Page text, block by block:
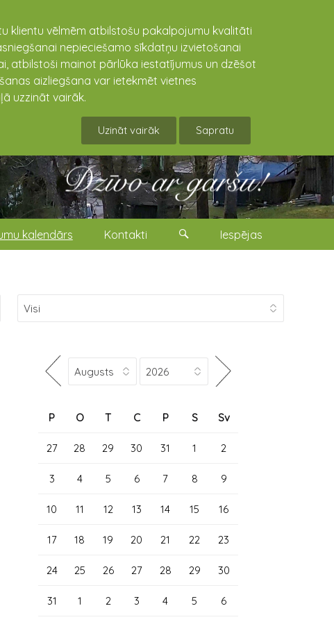
klientu vēlmēm atbilstošu pakalpojumu kvalitāti
nepieciešamo sīkdatņu izvietošanai
atbilstoši mainot pārlūka iestatījumus un dzēšot
aizliegšana var ietekmēt vietnes
uzzināt vairāk.
Uzināt vairāk Sapratu
kalendārs Kontakti Iespējas
P O T C P S Sv
27 28 29 30 31 1 2
3 4 5 6 7 8 9
10 11 12 13 14 15 16
17 18 19 20 21 22 23
24 25 26 27 28 29 30
31 1 2 3 4 5 6